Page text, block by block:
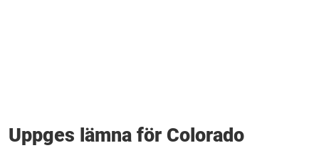
Uppges lämna för Colorado